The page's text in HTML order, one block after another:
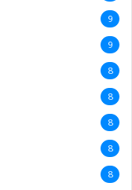
9
9
8
8
8
8
8